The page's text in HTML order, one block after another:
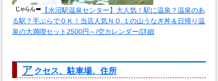
【水沼駅温泉センター】大人気！駅に温泉？温泉のあ
る駅？手ぶらでＯＫ！当店人気ＮＯ.１の山うなぎ丼＆日帰り温
泉の大満喫セット2500円～/空カレンダー/詳細
ア クセス、駐車場、住所